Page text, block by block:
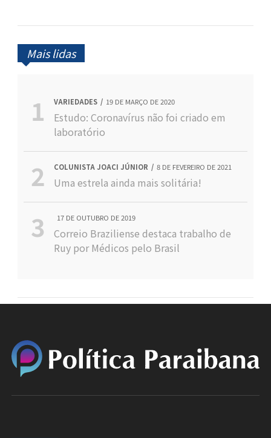
Mais lidas
VARIEDADES 19 DE MARÇO DE 2020
Estudo: Coronavírus não foi criado em
laboratório
COLUNISTA JOACI JÚNIOR 8 DE FEVEREIRO DE 2021
Uma estrela ainda mais solitária!
17 DE OUTUBRO DE 2019
Correio Braziliense destaca trabalho de
Ruy por Médicos pelo Brasil